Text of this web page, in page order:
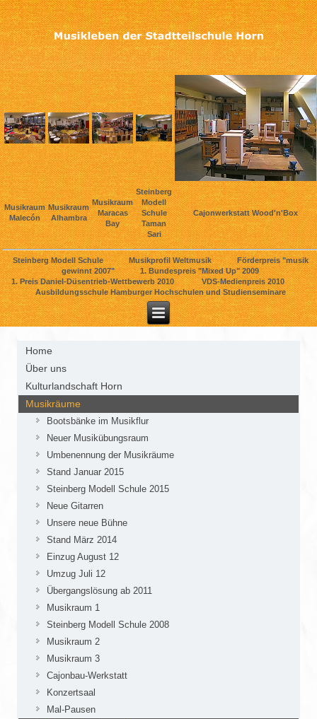
Musikraum
Malecón
Musikraum
Alhambra
Musikraum
Maracas
Bay
Steinberg
Modell
Schule
Taman
Sari
Cajonwerkstatt Wood'n'Box
Steinberg Modell Schule Musikprofil Weltmusik Förderpreis "musik
gewinnt 2007" 1. Bundespreis "Mixed Up" 2009
1. Preis Daniel-Düsentrieb-Wettbewerb 2010 VDS-Medienpreis 2010
Ausbildungsschule Hamburger Hochschulen und Studienseminare
Home
Über uns
Kulturlandschaft Horn
Musikräume
Bootsbänke im Musikflur
Neuer Musikübungsraum
Umbenennung der Musikräume
Stand Januar 2015
Steinberg Modell Schule 2015
Neue Gitarren
Unsere neue Bühne
Stand März 2014
Einzug August 12
Umzug Juli 12
Übergangslösung ab 2011
Musikraum 1
Steinberg Modell Schule 2008
Musikraum 2
Musikraum 3
Cajonbau-Werkstatt
Konzertsaal
Mal-Pausen